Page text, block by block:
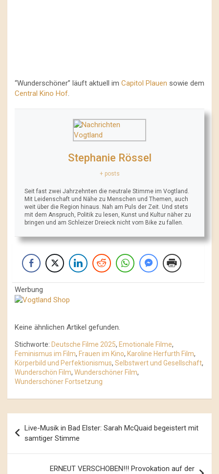
“Wunderschöner” läuft aktuell im Capitol Plauen sowie dem
Central Kino Hof.
Stephanie Rössel
+ posts
Seit fast zwei Jahrzehnten die neutrale Stimme im Vogtland.
Mit Leidenschaft und Nähe zu Menschen und Themen, auch
weit über die Region hinaus. Nah am Puls der Zeit. Und stets
mit dem Anspruch, Politik zu lesen, Kunst und Kultur näher zu
bringen und am Schleizer Dreieck nicht vom Bike zu fallen.
Werbung
Keine ähnlichen Artikel gefunden.
Stichworte: Deutsche Filme 2025, Emotionale Filme,
Feminismus im Film, Frauen im Kino, Karoline Herfurth Film,
Körperbild und Perfektionismus, Selbstwert und Gesellschaft,
Wunderschön Film, Wunderschöner Film,
Wunderschöner Fortsetzung
Navigation
Live-Musik in Bad Elster: Sarah McQuaid begeistert mit
samtiger Stimme
ERNEUT VERSCHOBEN!!! Provokation auf der